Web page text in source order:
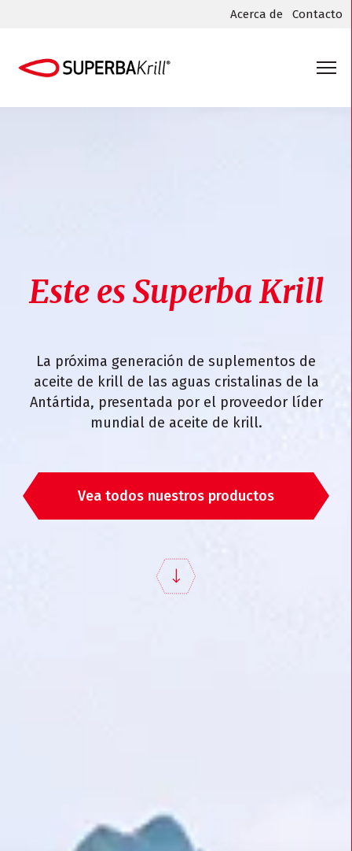
Acerca de Contacto
Este es Superba Krill
La próxima generación de suplementos de
aceite de krill de las aguas cristalinas de la
Antártida, presentada por el proveedor líder
mundial de aceite de krill.
Vea todos nuestros productos